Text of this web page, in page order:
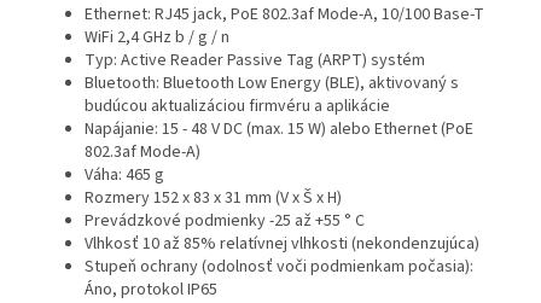
Ethernet: RJ45 jack, PoE 802.3af Mode-A, 10/100 Base-T
WiFi 2,4 GHz b / g / n
Typ: Active Reader Passive Tag (ARPT) systém
Bluetooth: Bluetooth Low Energy (BLE), aktivovaný s
budúcou aktualizáciou firmvéru a aplikácie
Napájanie: 15 - 48 V DC (max. 15 W) alebo Ethernet (PoE
802.3af Mode-A)
Váha: 465 g
Rozmery152 x 83 x 31 mm (V x Š x H)
Prevádzkové podmienky -25 až +55 ° C
Vlhkosť 10 až 85% relatívnej vlhkosti (nekondenzujúca)
Stupeň ochrany (odolnosť voči podmienkam počasia):
Áno, protokol IP65